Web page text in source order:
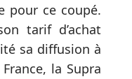
pour ce coupé.
tarif d’achat
sa diffusion à
la Supra